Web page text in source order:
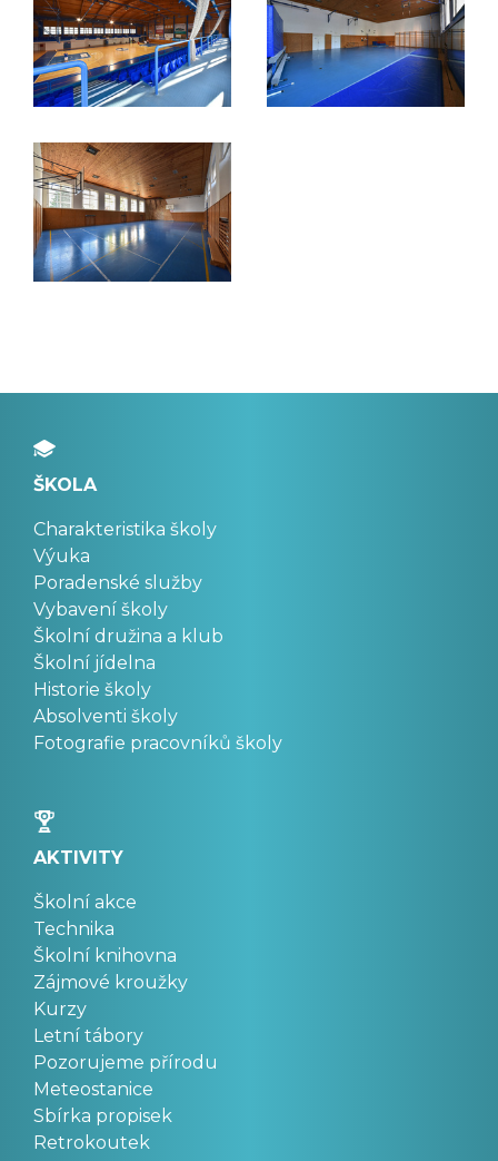
ŠKOLA
Charakteristika školy
Výuka
Poradenské služby
Vybavení školy
Školní družina a klub
Školní jídelna
Historie školy
Absolventi školy
Fotografie pracovníků školy
AKTIVITY
Školní akce
Technika
Školní knihovna
Zájmové kroužky
Kurzy
Letní tábory
Pozorujeme přírodu
Meteostanice
Sbírka propisek
Retrokoutek